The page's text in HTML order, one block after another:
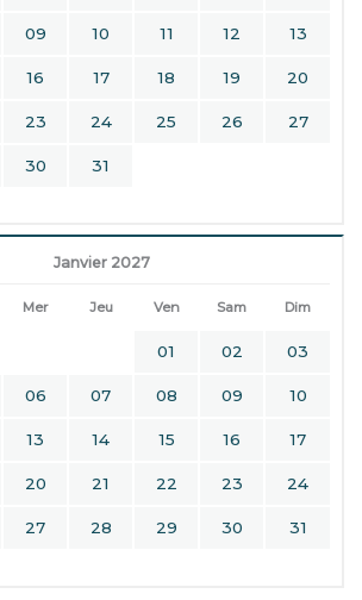
09 10 11 12 13
16 17 18 19 20
23 24 25 26 27
30 31
Janvier 2027
Mer Jeu Ven Sam Dim
01 02 03
06 07 08 09 10
13 14 15 16 17
20 21 22 23 24
27 28 29 30 31